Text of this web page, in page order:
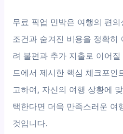
무료 픽업 민박은 여행의 편
조건과 숨겨진 비용을 정확히
려 불편과 추가 지출로 이어
드에서 제시한 핵심 체크포인
고하여, 자신의 여행 상황에
택한다면 더욱 만족스러운 여
것입니다.